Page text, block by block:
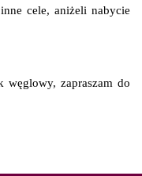
cele, aniżeli nabycie
węglowy, zapraszam do